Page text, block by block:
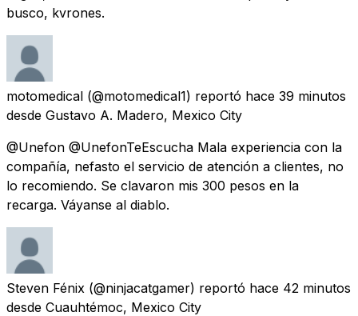
busco, kvrones.
motomedical (@motomedical1) reportó hace 39 minutos
desde Gustavo A. Madero, Mexico City
@Unefon @UnefonTeEscucha Mala experiencia con la
compañía, nefasto el servicio de atención a clientes, no
lo recomiendo. Se clavaron mis 300 pesos en la
recarga. Váyanse al diablo.
Steven Fénix (@ninjacatgamer) reportó hace 42 minutos
desde Cuauhtémoc, Mexico City